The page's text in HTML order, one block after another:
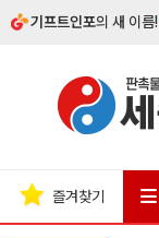
기프트인포의 새 이름!
즐겨찾기